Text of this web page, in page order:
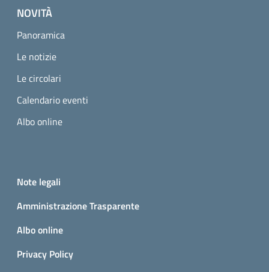
NOVITÀ
Panoramica
Le notizie
Le circolari
Calendario eventi
Albo online
Small prints
Note legali
Amministrazione Trasparente
Albo online
Privacy Policy